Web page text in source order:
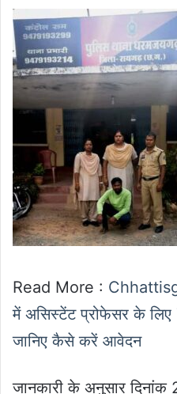
Read More :
में असिस्टेंट प्रोफेसर के लिए
जानिए कैसे करें आवेदन
जानकारी के अनुसार